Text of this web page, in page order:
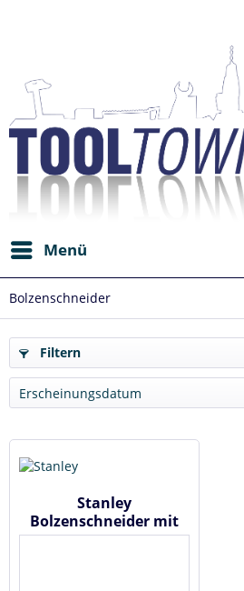
Menü
Bolzenschneider
Filtern
Stanley
Bolzenschneider mit
Stahlrohrschenkel 1-